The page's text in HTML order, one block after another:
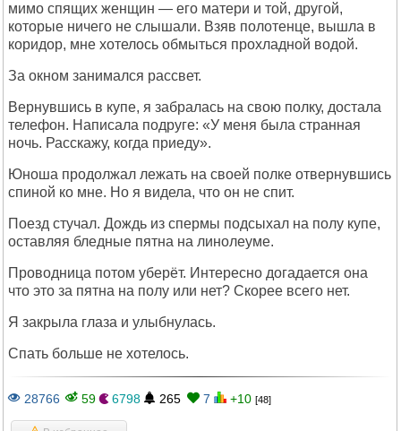
мимо спящих женщин — его матери и той, другой,
которые ничего не слышали. Взяв полотенце, вышла в
коридор, мне хотелось обмыться прохладной водой.
За окном занимался рассвет.
Вернувшись в купе, я забралась на свою полку, достала
телефон. Написала подруге: «У меня была странная
ночь. Расскажу, когда приеду».
Юноша продолжал лежать на своей полке отвернувшись
спиной ко мне. Но я видела, что он не спит.
Поезд стучал. Дождь из спермы подсыхал на полу купе,
оставляя бледные пятна на линолеуме.
Проводница потом уберёт. Интересно догадается она
что это за пятна на полу или нет? Скорее всего нет.
Я закрыла глаза и улыбнулась.
Спать больше не хотелось.
28766 59 6798 265 7 +10 [48]